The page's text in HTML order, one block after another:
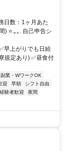
日数：1ヶ月あた
) ⭐.｡｡. 自己申告シ
早上がりでも日給
規定あり) ✅昼食付
副業・WワークOK
迎 早朝
シフト自由
経験者歓迎
夜間